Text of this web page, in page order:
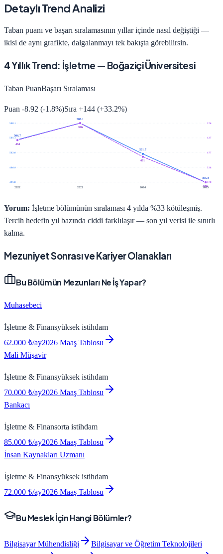
Detaylı Trend Analizi
Taban puanı ve başarı sıralamasının yıllar içinde nasıl değiştiği —
ikisi de aynı grafikte, dalgalanmayı tek bakışta görebilirsin.
4Yıllık Trend: İşletme — Boğaziçi Üniversitesi
Taban PuanBaşarı Sıralaması
Puan -8.92 (-1.8%)Sıra +144 (+33.2%)
508.1 376
505.1 427
502.0 477
498.9 528
495.8
578
2022
2023 2024 2025
504.7
508.1
501.7
495.8
434
376
491
578
Yorum: İşletme bölümünün sıralaması 4 yılda %33 kötüleşmiş.
Tercih hedefin yıl bazında ciddi farklılaşır — son yıl verisi ile sınırlı
kalma.
Mezuniyet Sonrası ve Kariyer Olanakları
Bu Bölümün Mezunları Ne İş Yapar?
Muhasebeci
İşletme & Finansyüksek istihdam
62.000 ₺/ay2026 Maaş Tablosu
Mali Müşavir
İşletme & Finansyüksek istihdam
70.000 ₺/ay2026 Maaş Tablosu
Bankacı
İşletme & Finansorta istihdam
85.000 ₺/ay2026 Maaş Tablosu
İnsan Kaynakları Uzmanı
İşletme & Finansyüksek istihdam
72.000 ₺/ay2026 Maaş Tablosu
Bu Meslek İçin Hangi Bölümler?
Bilgisayar Mühendisliği
Bilgisayar ve Öğretim Teknolojileri